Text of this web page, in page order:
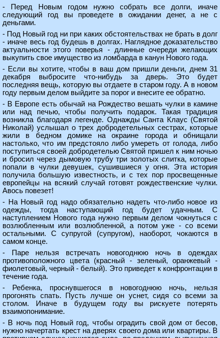
- Перед Новым годом нужно собрать все долги, иначе
следующий год вы проведете в ожидании денег, а не с
деньгами.
- Под Новый год ни при каких обстоятельствах не брать в долг
- иначе весь год будешь в долгах. Наглядное доказательство
актуальности этого поверья - длинные очереди желающих
выкупить свое имущество из ломбарда в канун Нового года.
- Если вы хотите, чтобы в ваш дом пришли деньги, днем 31
декабря выбросите что-нибудь за дверь. Это будет
последняя вещь, которую вы отдаете в старом году. А в новом
году первым делом выйдите за порог и внесите ее обратно.
- В Европе есть обычай на Рождество вешать чулки в камине
или над печью, чтобы получить подарок. Такая традиция
возникла благодаря легенде. Однажды Санта Клаус (Святой
Николай) услышал о трех добродетельных сестрах, которые
жили в бедном домике на окраине города и обнищали
настолько, что им предстояло либо умереть от голода, либо
поступиться своей добродетелью Святой пришел к ним ночью
и бросил через дымовую трубу три золотых слитка, которые
попали в чулки девушек, сушившиеся у огня. Эта история
получила большую известность, и с тех пор просвещенные
европейцы на всякий случай готовят рождественские чулки.
Авось повезет!
- На Новый год надо обязательно надеть что-либо новое из
одежды, тогда наступающий год будет удачным. С
наступлением Нового года нужно первым делом чокнуться с
возлюбленным или возлюбленной, а потом уже - со всеми
остальными. С супругой (супругом), наоборот, чокаются в
самом конце.
- Паре нельзя встречать новогоднюю ночь в одеждах
противоположного цвета (красный - зеленый, оранжевый -
фиолетовый, черный - белый). Это приведет к конфронтации в
течение года.
- Ребенка, проснувшегося в новогоднюю ночь, нельзя
прогонять спать. Пусть лучше он уснет, сидя со всеми за
столом. Иначе в будущем году вы рискуете потерять
взаимопонимание.
- В ночь под Новый год, чтобы оградить свой дом от бесов,
нужно начертать крест на дверях своего дома или квартиры. В